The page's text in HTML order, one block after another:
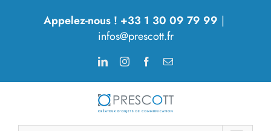
Appelez-nous ! +33 1 30 09 79 99 |
infos@prescott.fr
LinkedInInstagramFacebook
Email